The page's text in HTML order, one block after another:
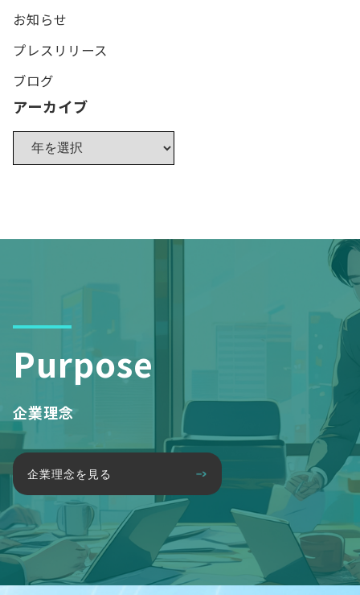
お知らせ
プレスリリース
ブログ
アーカイブ
Purpose
企業理念
企業理念を見る